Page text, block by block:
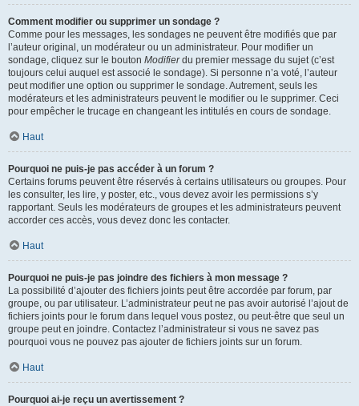
Comment modifier ou supprimer un sondage ?
Comme pour les messages, les sondages ne peuvent être modifiés que par
l’auteur original, un modérateur ou un administrateur. Pour modifier un
sondage, cliquez sur le bouton Modifierdu premier message du sujet (c’est
toujours celui auquel est associé le sondage). Si personne n’a voté, l’auteur
peut modifier une option ou supprimer le sondage. Autrement, seuls les
modérateurs et les administrateurs peuvent le modifier ou le supprimer. Ceci
pour empêcher le trucage en changeant les intitulés en cours de sondage.
Haut
Pourquoi ne puis-je pas accéder à un forum ?
Certains forums peuvent être réservés à certains utilisateurs ou groupes. Pour
les consulter, les lire, y poster, etc., vous devez avoir les permissions s’y
rapportant. Seuls les modérateurs de groupes et les administrateurs peuvent
accorder ces accès, vous devez donc les contacter.
Haut
Pourquoi ne puis-je pas joindre des fichiers à mon message ?
La possibilité d’ajouter des fichiers joints peut être accordée par forum, par
groupe, ou par utilisateur. L’administrateur peut ne pas avoir autorisé l’ajout de
fichiers joints pour le forum dans lequel vous postez, ou peut-être que seul un
groupe peut en joindre. Contactez l’administrateur si vous ne savez pas
pourquoi vous ne pouvez pas ajouter de fichiers joints sur un forum.
Haut
Pourquoi ai-je reçu un avertissement ?